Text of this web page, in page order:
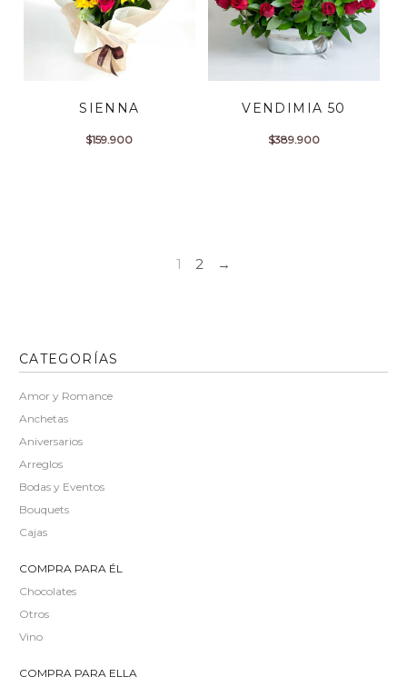
SIENNA
$159.900
VENDIMIA 50
$389.900
1 2 →
CATEGORÍAS
Amor y Romance
Anchetas
Aniversarios
Arreglos
Bodas y Eventos
Bouquets
Cajas
COMPRA PARA ÉL
Chocolates
Otros
Vino
COMPRA PARA ELLA